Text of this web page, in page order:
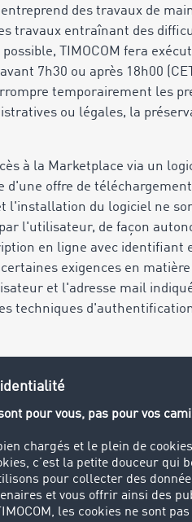
des travaux de
travaux entraînant des
TIMOCOM fera
7h30 ou après 18h00
temporairement les
ou légales, la
à la Marketplace via un
d'une offre de
l'installation du logiciel ne
l'utilisateur, de façon
en ligne avec identifiant
certaines exigences en
et l'adresse mail
techniques
peut exiger une
l’obligation d’entrer
(par exemple via
appareil, ainsi que ses
du matériel informatique
effectuées par